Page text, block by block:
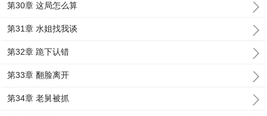
第30章 这局怎么算
第31章 水姐找我谈
第32章 跪下认错
第33章 翻脸离开
第34章 老舅被抓